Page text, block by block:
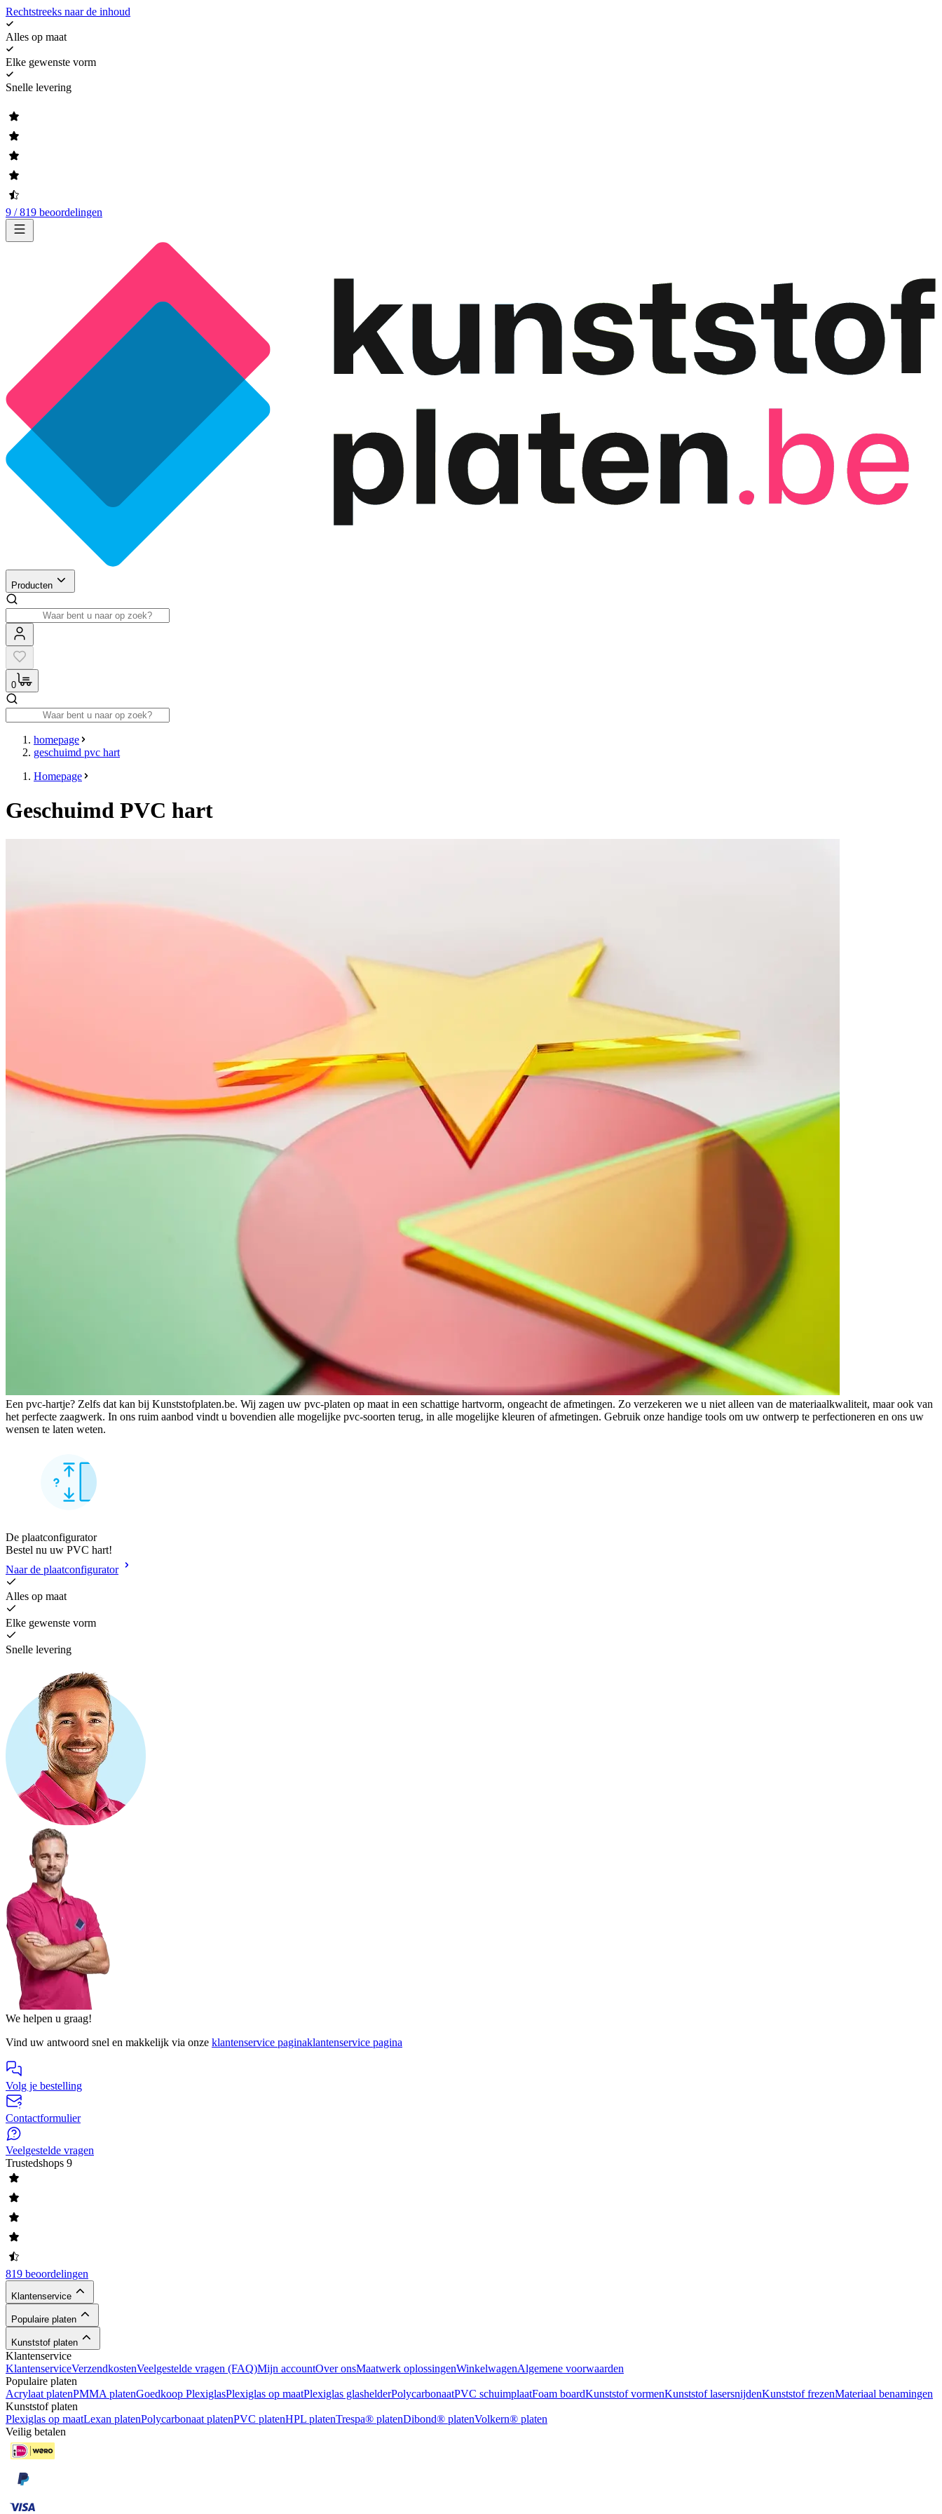
Rechtstreeks naar de inhoud
Alles op maat
Elke gewenste vorm
Snelle levering
9 / 819 beoordelingen
Producten
0
homepage
geschuimd pvc hart
Homepage
Geschuimd PVC hart
Een pvc-hartje? Zelfs dat kan bij Kunststofplaten.be. Wij zagen uw pvc-platen op maat in een schattige hartvorm, ongeacht de afmetingen. Zo verzekeren we u niet alleen van de materiaalkwaliteit, maar ook van
het perfecte zaagwerk. In ons ruim aanbod vindt u bovendien alle mogelijke pvc-soorten terug, in alle mogelijke kleuren of afmetingen. Gebruik onze handige tools om uw ontwerp te perfectioneren en ons uw
wensen te laten weten.
De plaatconfigurator
Bestel nu uw PVC hart!
Naar de plaatconfigurator
Alles op maat
Elke gewenste vorm
Snelle levering
We helpen u graag!
Vind uw antwoord snel en makkelijk via onze klantenservice paginaklantenservice pagina
Volg je bestelling
Contactformulier
Veelgestelde vragen
Trustedshops 9
819 beoordelingen
Klantenservice
Populaire platen
Kunststof platen
Klantenservice
KlantenserviceVerzendkostenVeelgestelde vragen (FAQ)Mijn accountOver onsMaatwerk oplossingenWinkelwagenAlgemene voorwaarden
Populaire platen
Acrylaat platenPMMA platenGoedkoop PlexiglasPlexiglas op maatPlexiglas glashelderPolycarbonaatPVC schuimplaatFoam boardKunststof vormenKunststof lasersnijdenKunststof frezenMateriaal benamingen
Kunststof platen
Plexiglas op maatLexan platenPolycarbonaat platenPVC platenHPL platenTrespa® platenDibond® platenVolkern® platen
Veilig betalen